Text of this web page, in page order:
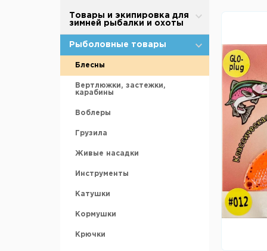
Товары и экипировка для
зимней рыбалки и охоты
Палатки для зимней рыбалки
Полы для зимней палатки
Аксессуары для палаток
Рыболовные товары
Блесны
Вертлюжки, застежки,
карабины
Воблеры
Грузила
Живые насадки
Инструменты
Катушки
Кормушки
Крючки